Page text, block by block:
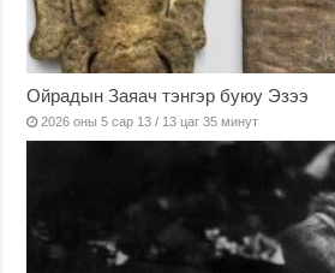
Ойрадын Заяач тэнгэр буюу Эзээ
2026 оны 5 сар 13 / 13 цаг 35 минут